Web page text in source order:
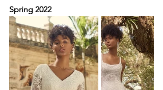
Spring 2022